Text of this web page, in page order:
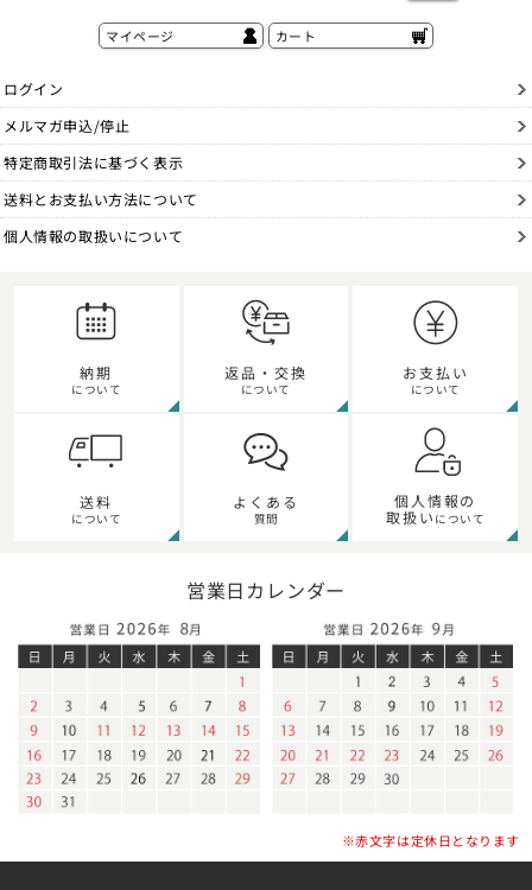
マイページ カート
ログイン
メルマガ申込/停止
特定商取引法に基づく表示
送料とお支払い方法について
個人情報の取扱いについて
納期
について
返品・交換
について
お支払い
について
送料
について
よくある
質問
個人情報の
取扱い について
営業日カレンダー
※赤文字は定休日となります